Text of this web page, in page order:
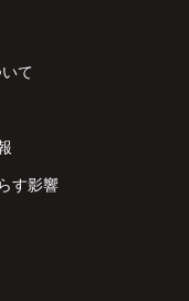
て
す影響